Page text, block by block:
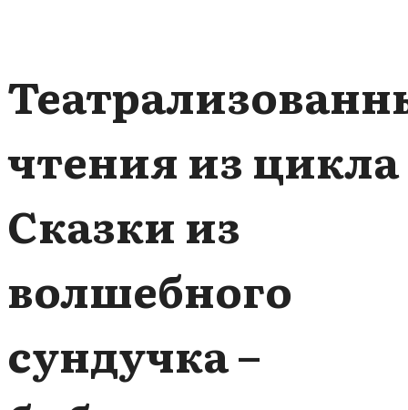
чтения из цикла
Сказки из
волшебного
сундучка –